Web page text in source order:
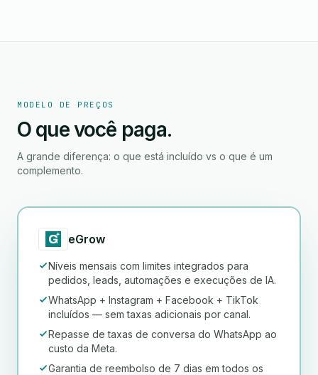
MODELO DE PREÇOS
O que você paga.
A grande diferença: o que está incluído vs o que é um
complemento.
eGrow
Níveis mensais com limites integrados para
pedidos, leads, automações e execuções de IA.
WhatsApp + Instagram + Facebook + TikTok
incluídos — sem taxas adicionais por canal.
Repasse de taxas de conversa do WhatsApp ao
custo da Meta.
Garantia de reembolso de 7 dias em todos os